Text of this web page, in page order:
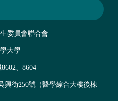
委員會聯合會
大學
、8604
興街250號（醫學綜合大樓後棟